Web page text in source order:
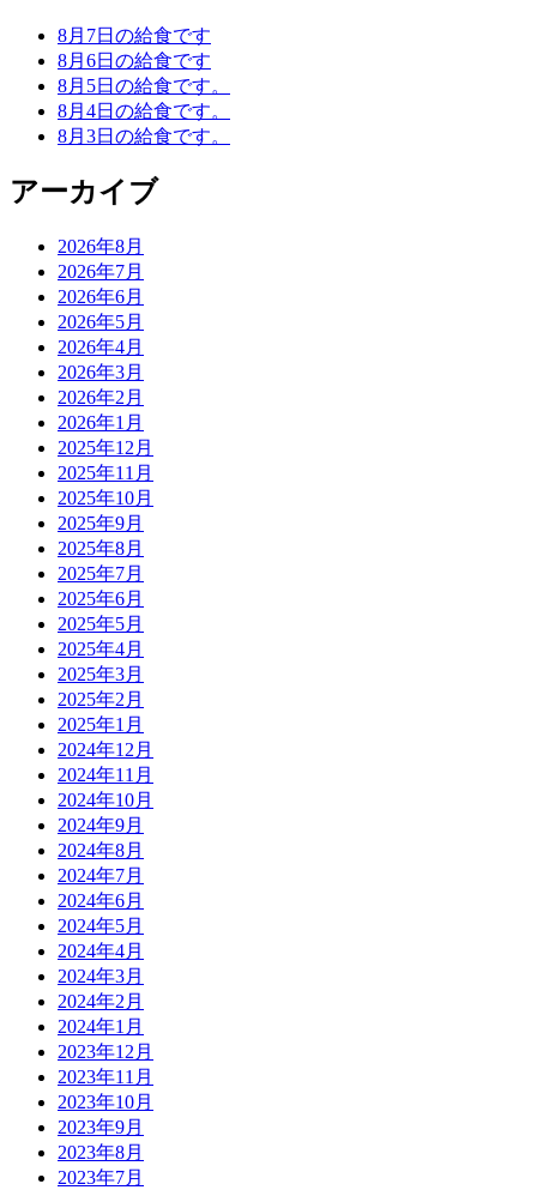
8月7日の給食です
8月6日の給食です
8月5日の給食です。
8月4日の給食です。
8月3日の給食です。
アーカイブ
2026年8月
2026年7月
2026年6月
2026年5月
2026年4月
2026年3月
2026年2月
2026年1月
2025年12月
2025年11月
2025年10月
2025年9月
2025年8月
2025年7月
2025年6月
2025年5月
2025年4月
2025年3月
2025年2月
2025年1月
2024年12月
2024年11月
2024年10月
2024年9月
2024年8月
2024年7月
2024年6月
2024年5月
2024年4月
2024年3月
2024年2月
2024年1月
2023年12月
2023年11月
2023年10月
2023年9月
2023年8月
2023年7月